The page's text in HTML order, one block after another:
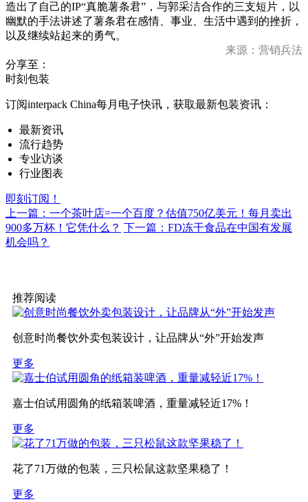
造出了自己的IP“真脆薯条君”，与郭采洁合作的三支短片，以
幽默的手法讲述了薯条君在感情、事业、生活中遇到的挫折，
以及继续站起来的勇气。
来源：营销兵法
分享至：
时刻包装
订阅interpack China每月电子快讯，获取最新包装资讯：
最新资讯
流行趋势
专业访谈
行业图表
即刻订阅！
上一篇：一个茶叶店=一个百度？估值750亿美元！每月卖出
900多万杯！它凭什么？ 下一篇：FD冻干食品在中国有发展
机会吗？
推荐阅读
创意时尚餐饮外卖包装设计，让品牌从“外”开始发声
更多
嘉士伯试用圆角的纸箱装啤酒，重量减轻近17%！
更多
花了71万做的包装，三只松鼠这款坚果稳了！
更多